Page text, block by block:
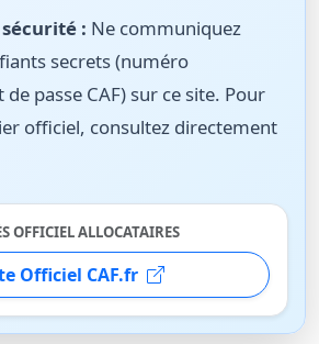
: Ne communiquez
secrets (numéro
passe CAF) sur ce site. Pour
officiel, consultez directement
OFFICIEL ALLOCATAIRES
Officiel CAF.fr